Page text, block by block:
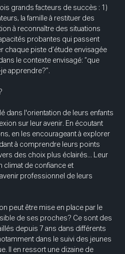
grands facteurs de succès : 1)
la famille à restituer des
à reconnaître des situations
probantes qui passent
chaque piste d’étude envisagée
le contexte envisagé: “que
apprendre?”.
dans l'orientation de leurs enfants
sur leur avenir. En écoutant
en les encourageant à explorer
à comprendre leurs points
des choix plus éclairés... Leur
climat de confiance et
professionnel de leurs
peut être mise en place par le
de ses proches? Ce sont des
depuis 7 ans dans différents
dans le suivi des jeunes
Il en ressort une dizaine de